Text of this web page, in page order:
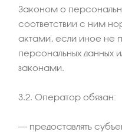
Законом о
соответствии с ним
актами, если иное не
персональных данных
законами.
3.2. Оператор обязан:
– предоставлять